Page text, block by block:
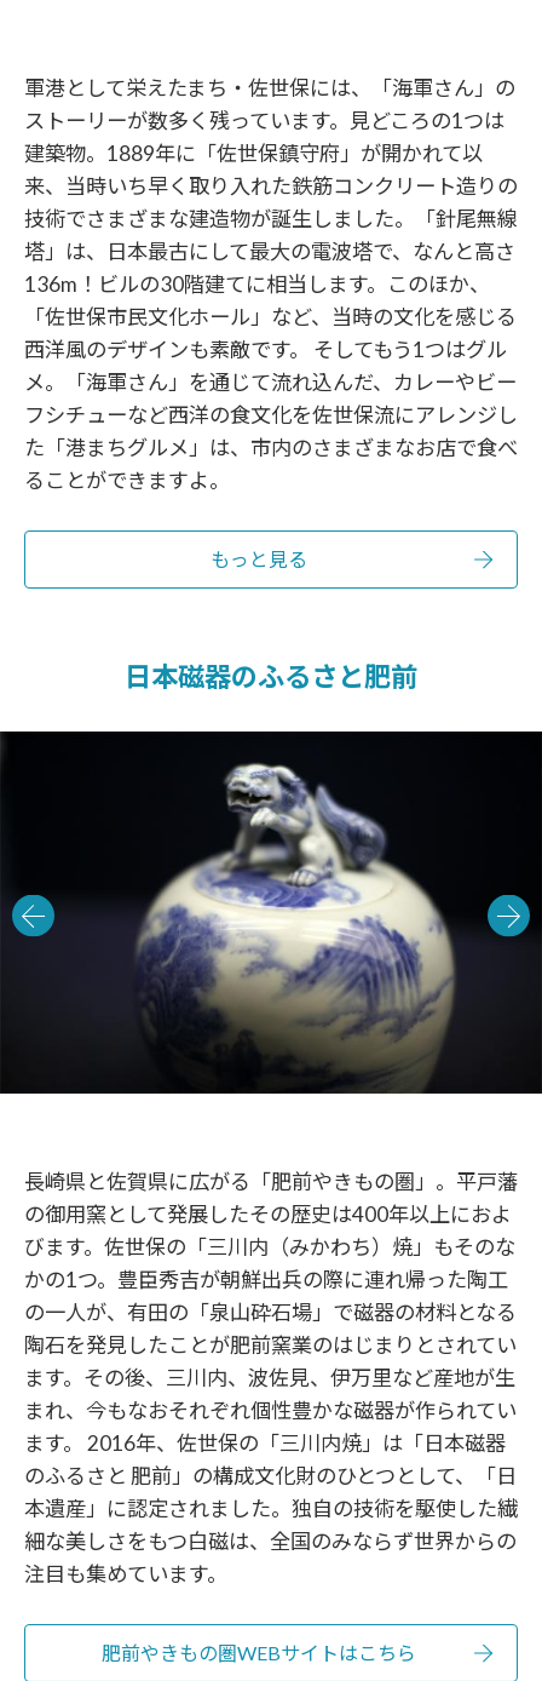
軍港として栄えたまち・佐世保には、「海軍さん」の
ストーリーが数多く残っています。見どころの1つは
建築物。1889年に「佐世保鎮守府」が開かれて以
来、当時いち早く取り入れた鉄筋コンクリート造りの
技術でさまざまな建造物が誕生しました。「針尾無線
塔」は、日本最古にして最大の電波塔で、なんと高さ
136m！ビルの30階建てに相当します。このほか、
「佐世保市民文化ホール」など、当時の文化を感じる
西洋風のデザインも素敵です。 そしてもう1つはグル
メ。「海軍さん」を通じて流れ込んだ、カレーやビー
フシチューなど西洋の食文化を佐世保流にアレンジし
た「港まちグルメ」は、市内のさまざまなお店で食べ
ることができますよ。
もっと見る
日本磁器のふるさと肥前
長崎県と佐賀県に広がる「肥前やきもの圏」。平戸藩
の御用窯として発展したその歴史は400年以上におよ
びます。佐世保の「三川内（みかわち）焼」もそのな
かの1つ。豊臣秀吉が朝鮮出兵の際に連れ帰った陶工
の一人が、有田の「泉山砕石場」で磁器の材料となる
陶石を発見したことが肥前窯業のはじまりとされてい
ます。その後、三川内、波佐見、伊万里など産地が生
まれ、今もなおそれぞれ個性豊かな磁器が作られてい
ます。 2016年、佐世保の「三川内焼」は「日本磁器
のふるさと 肥前」の構成文化財のひとつとして、「日
本遺産」に認定されました。独自の技術を駆使した繊
細な美しさをもつ白磁は、全国のみならず世界からの
注目も集めています。
肥前やきもの圏WEBサイトはこちら